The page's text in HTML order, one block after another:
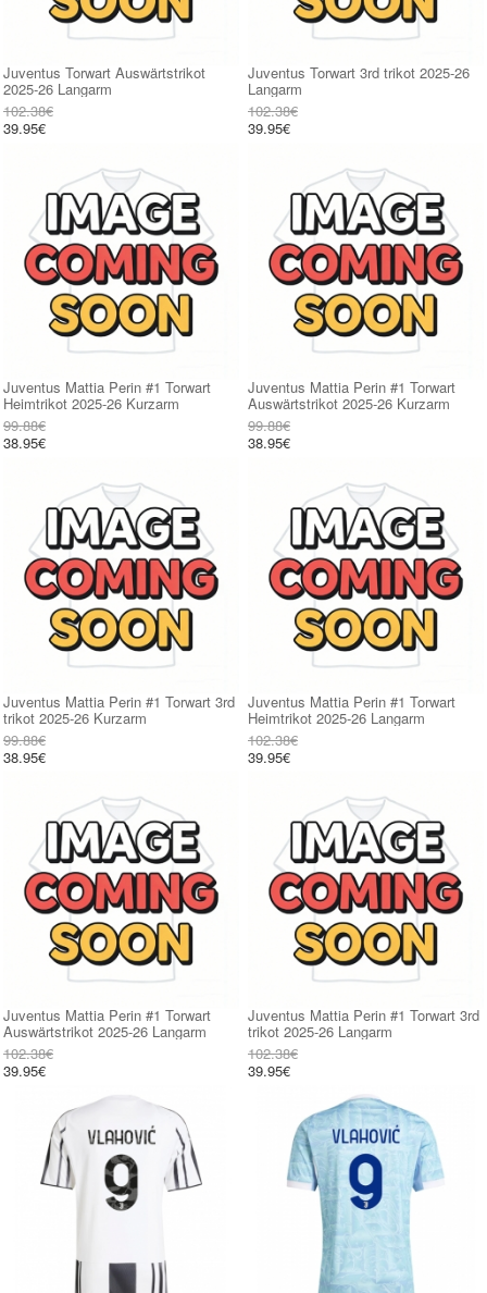
Juventus Torwart Auswärtstrikot
2025-26 Langarm
102.38€
39.95€
Juventus Torwart 3rd trikot 2025-26
Langarm
102.38€
39.95€
Juventus Mattia Perin #1 Torwart
Heimtrikot 2025-26 Kurzarm
99.88€
38.95€
Juventus Mattia Perin #1 Torwart
Auswärtstrikot 2025-26 Kurzarm
99.88€
38.95€
Juventus Mattia Perin #1 Torwart 3rd
trikot 2025-26 Kurzarm
99.88€
38.95€
Juventus Mattia Perin #1 Torwart
Heimtrikot 2025-26 Langarm
102.38€
39.95€
Juventus Mattia Perin #1 Torwart
Auswärtstrikot 2025-26 Langarm
102.38€
39.95€
Juventus Mattia Perin #1 Torwart 3rd
trikot 2025-26 Langarm
102.38€
39.95€